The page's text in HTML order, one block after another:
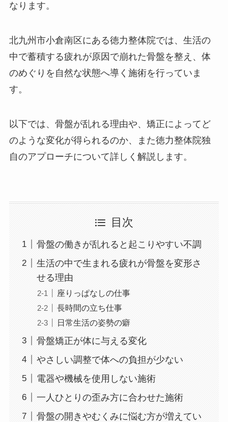
なります。
北九州市小倉南区にある徳力整体院では、生活の
中で蓄積する疲れが原因で崩れた骨盤を整え、体
のめぐりを自然な状態へ導く施術を行っていま
す。
以下では、骨盤が乱れる理由や、矯正によってど
のような変化が得られるのか、また徳力整体院独
自のアプローチについて詳しく解説します。
目次
骨盤の働きが乱れると起こりやすい不調
生活の中で生まれる疲れが骨盤を変形さ
せる理由
座りっぱなしの仕事
長時間の立ち仕事
日常生活の姿勢の癖
骨盤矯正が体に与える変化
やさしい調整で体への負担が少ない
電器や機械を使用しない施術
一人ひとりの歪み方に合わせた施術
骨盤の開きやむくみに悩む方が増えてい